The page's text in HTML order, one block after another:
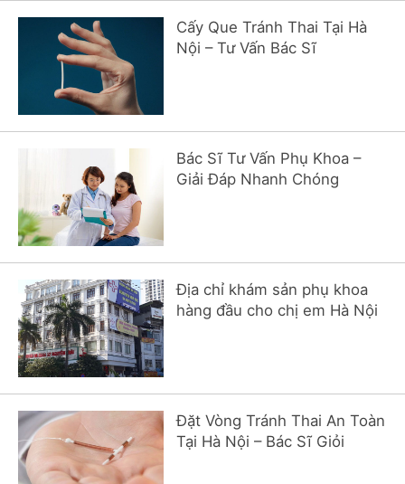
Cấy Que Tránh Thai Tại Hà
Nội – Tư Vấn Bác Sĩ
Bác Sĩ Tư Vấn Phụ Khoa –
Giải Đáp Nhanh Chóng
Địa chỉ khám sản phụ khoa
hàng đầu cho chị em Hà Nội
Đặt Vòng Tránh Thai An Toàn
Tại Hà Nội – Bác Sĩ Giỏi